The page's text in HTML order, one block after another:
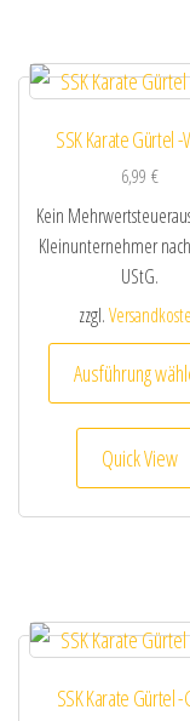
SSK Karate Gürtel
6,99 €
Kein
Kleinunternehmer
UStG.
zzgl.
Ausführung
Quick View
SSK Karate Gürtel